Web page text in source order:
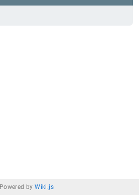
Powered byWiki.js